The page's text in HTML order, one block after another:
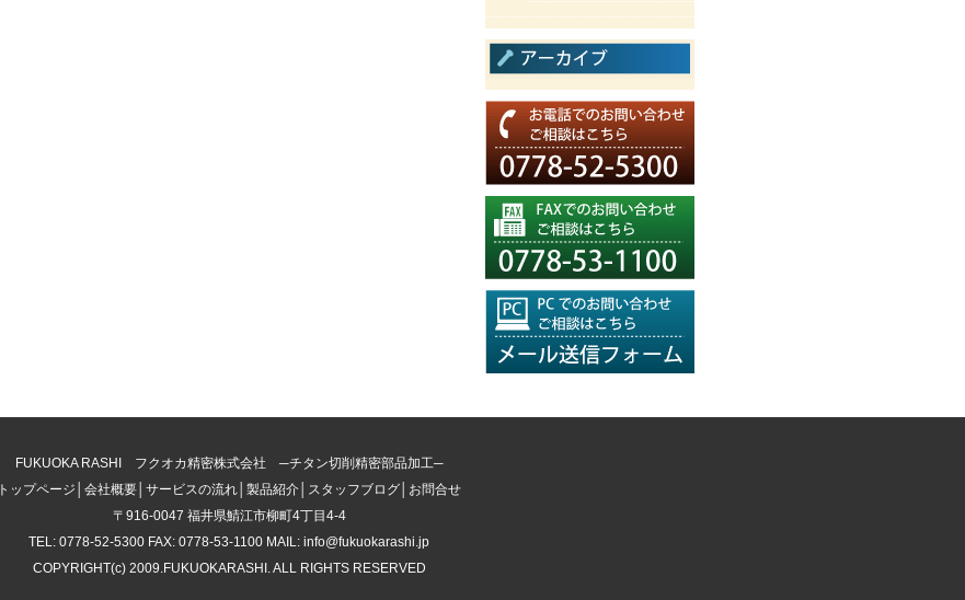
FUKUOKA RASHI フクオカ精密株式会社 ─チタン切削精密部品加工─
トップページ
会社概要 サービスの流れ 製品紹介 スタッフブログ
お問合せ
〒916-0047 福井県鯖江市柳町4丁目4-4
TEL: 0778-52-5300 FAX: 0778-53-1100 MAIL: info@fukuokarashi.jp
COPYRIGHT(c) 2009.FUKUOKARASHI. ALL RIGHTS RESERVED